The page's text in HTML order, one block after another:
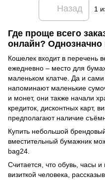
Назад 1
Где проще всего
онлайн? Однозначно
Кошелек входит в перечень
ежедневно – место для
маленьком клатче. Да и
напоминают маленькие
и монет, они также начали
кредиток, дисконтных карт,
предполагают наличие
Купить небольшой
вместительный бумажник
bag24.
Считается, что обувь, часы
визиткой человека,